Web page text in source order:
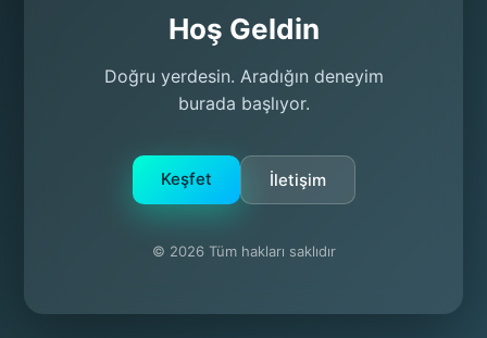
Hoş Geldin
Doğru yerdesin. Aradığın deneyim
burada başlıyor.
Keşfet İletişim
© 2026 Tüm hakları saklıdır